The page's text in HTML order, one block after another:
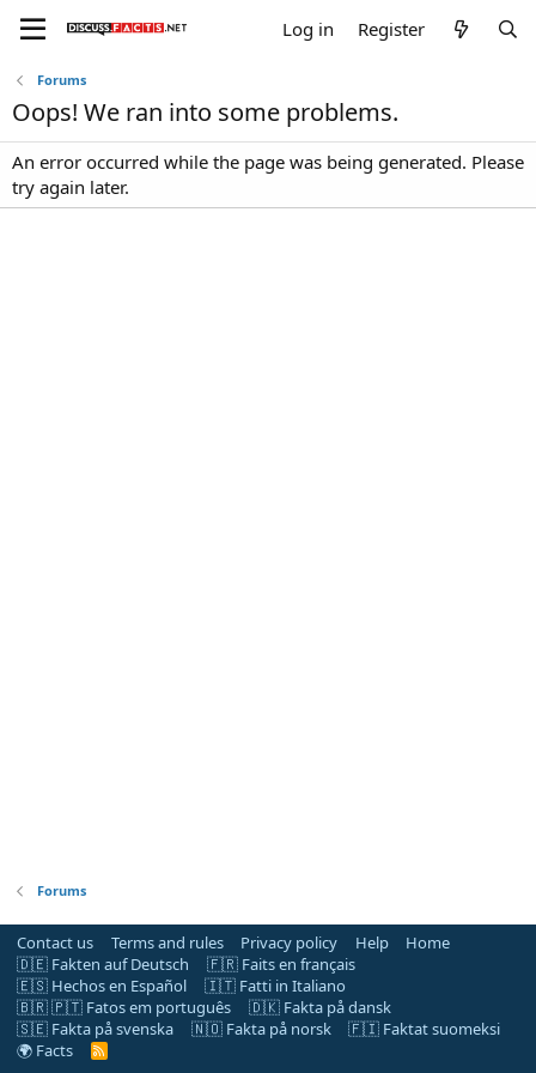
Log in Register
Forums
Oops! We ran into some problems.
An error occurred while the page was being generated. Please
try again later.
Forums
Contact us Terms and rules Privacy policy Help
Home
🇩🇪 Fakten auf Deutsch
🇫🇷 Faits en français
🇪🇸 Hechos en Español
🇮🇹 Fatti in Italiano
🇧🇷 🇵🇹 Fatos em português
🇩🇰 Fakta på dansk
🇸🇪 Fakta på svenska
🇳🇴 Fakta på norsk
🇫🇮 Faktat suomeksi
🌍 Facts
R